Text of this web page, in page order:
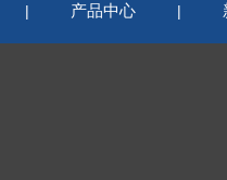
| 产品中心 |